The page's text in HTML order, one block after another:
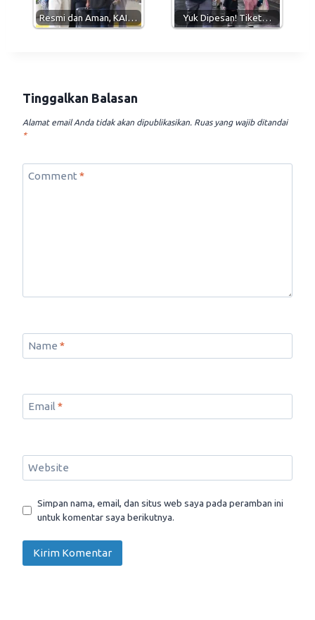
Resmi dan Aman, KAI… Yuk Dipesan! Tiket…
Tinggalkan Balasan
Alamat email Anda tidak akan dipublikasikan. Ruas yang wajib ditandai
*
Comment *
Name *
Email *
Website
Simpan nama, email, dan situs web saya pada peramban ini
untuk komentar saya berikutnya.